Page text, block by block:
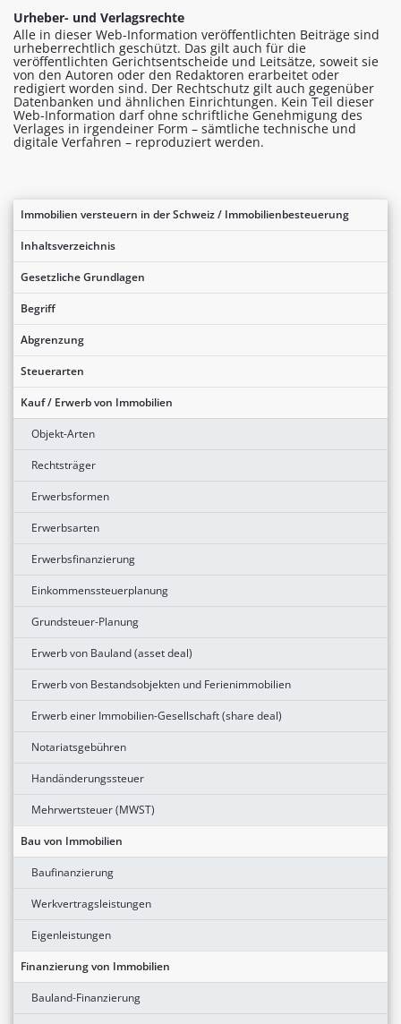
Immobilien versteuern in der Schweiz / Immobilienbesteuerung
Inhaltsverzeichnis
Gesetzliche Grundlagen
Begriff
Abgrenzung
Steuerarten
Kauf / Erwerb von Immobilien
Objekt-Arten
Rechtsträger
Erwerbsformen
Erwerbsarten
Erwerbsfinanzierung
Einkommenssteuerplanung
Grundsteuer-Planung
Erwerb von Bauland (asset deal)
Erwerb von Bestandsobjekten und Ferienimmobilien
Erwerb einer Immobilien-Gesellschaft (share deal)
Notariatsgebühren
Handänderungssteuer
Mehrwertsteuer (MWST)
Bau von Immobilien
Baufinanzierung
Werkvertragsleistungen
Eigenleistungen
Finanzierung von Immobilien
Bauland-Finanzierung
Urheber- und Verlagsrechte
Alle in dieser Web-Information veröffentlichten Beiträge sind
urheberrechtlich geschützt. Das gilt auch für die
veröffentlichten Gerichtsentscheide und Leitsätze, soweit sie
von den Autoren oder den Redaktoren erarbeitet oder
redigiert worden sind. Der Rechtschutz gilt auch gegenüber
Datenbanken und ähnlichen Einrichtungen. Kein Teil dieser
Web-Information darf ohne schriftliche Genehmigung des
Verlages in irgendeiner Form – sämtliche technische und
digitale Verfahren – reproduziert werden.